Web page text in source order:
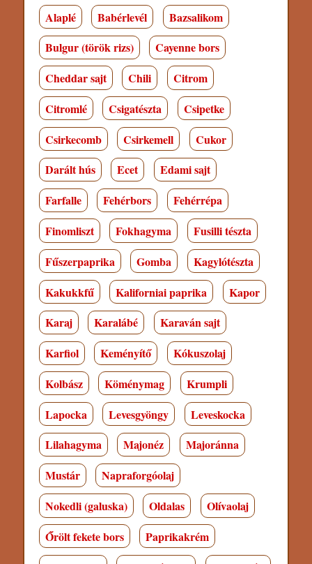
Alaplé Babérlevél
Bazsalikom
Bulgur (török rizs)
Cayenne bors
Cheddar sajt
Chili
Citrom
Citromlé
Csigatészta
Csipetke
Csirkecomb
Csirkemell
Cukor
Darált hús
Ecet
Edami sajt
Farfalle
Fehérbors
Fehérrépa
Finomliszt
Fokhagyma
Fusilli tészta
Fűszerpaprika
Gomba
Kagylótészta
Kakukkfű
Kaliforniai paprika
Kapor
Karaj
Karalábé
Karaván sajt
Karfiol
Keményítő
Kókuszolaj
Kolbász
Köménymag
Krumpli
Lapocka
Levesgyöngy
Leveskocka
Lilahagyma
Majonéz
Majoránna
Mustár
Napraforgóolaj
Nokedli (galuska)
Oldalas
Olívaolaj
Őrölt fekete bors
Paprikakrém